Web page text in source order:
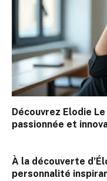
Découvrez Elodie
passionnée et
À la découverte
personnalité